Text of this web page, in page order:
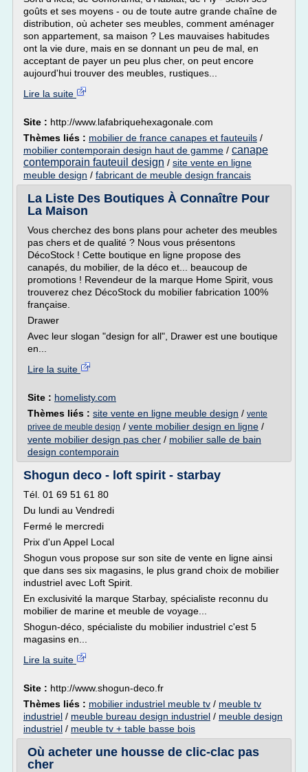
goûts et ses moyens - ou de toute autre grande chaîne de
distribution, où acheter ses meubles, comment aménager
son appartement, sa maison ? Les mauvaises habitudes
ont la vie dure, mais en se donnant un peu de mal, en
acceptant de payer un peu plus cher, on peut encore
aujourd'hui trouver des meubles, rustiques...
Lire la suite
Site : http://www.lafabriquehexagonale.com
Thèmes liés : mobilier de france canapes et fauteuils /
mobilier contemporain design haut de gamme / canape
contemporain fauteuil design / site vente en ligne
meuble design / fabricant de meuble design francais
La Liste Des Boutiques À Connaître Pour
La Maison
Vous cherchez des bons plans pour acheter des meubles
pas chers et de qualité ? Nous vous présentons
DécoStock ! Cette boutique en ligne propose des
canapés, du mobilier, de la déco et... beaucoup de
promotions ! Revendeur de la marque Home Spirit, vous
trouverez chez DécoStock du mobilier fabrication 100%
française.
Drawer
Avec leur slogan "design for all", Drawer est une boutique
en...
Lire la suite
Site : homelisty.com
Thèmes liés : site vente en ligne meuble design / vente
privee de meuble design / vente mobilier design en ligne /
vente mobilier design pas cher / mobilier salle de bain
design contemporain
Shogun deco - loft spirit - starbay
Tél. 01 69 51 61 80
Du lundi au Vendredi
Fermé le mercredi
Prix d'un Appel Local
Shogun vous propose sur son site de vente en ligne ainsi
que dans ses six magasins, le plus grand choix de mobilier
industriel avec Loft Spirit.
En exclusivité la marque Starbay, spécialiste reconnu du
mobilier de marine et meuble de voyage...
Shogun-déco, spécialiste du mobilier industriel c'est 5
magasins en...
Lire la suite
Site : http://www.shogun-deco.fr
Thèmes liés : mobilier industriel meuble tv / meuble tv
industriel / meuble bureau design industriel / meuble design
industriel / meuble tv + table basse bois
Où acheter une housse de clic-clac pas
cher